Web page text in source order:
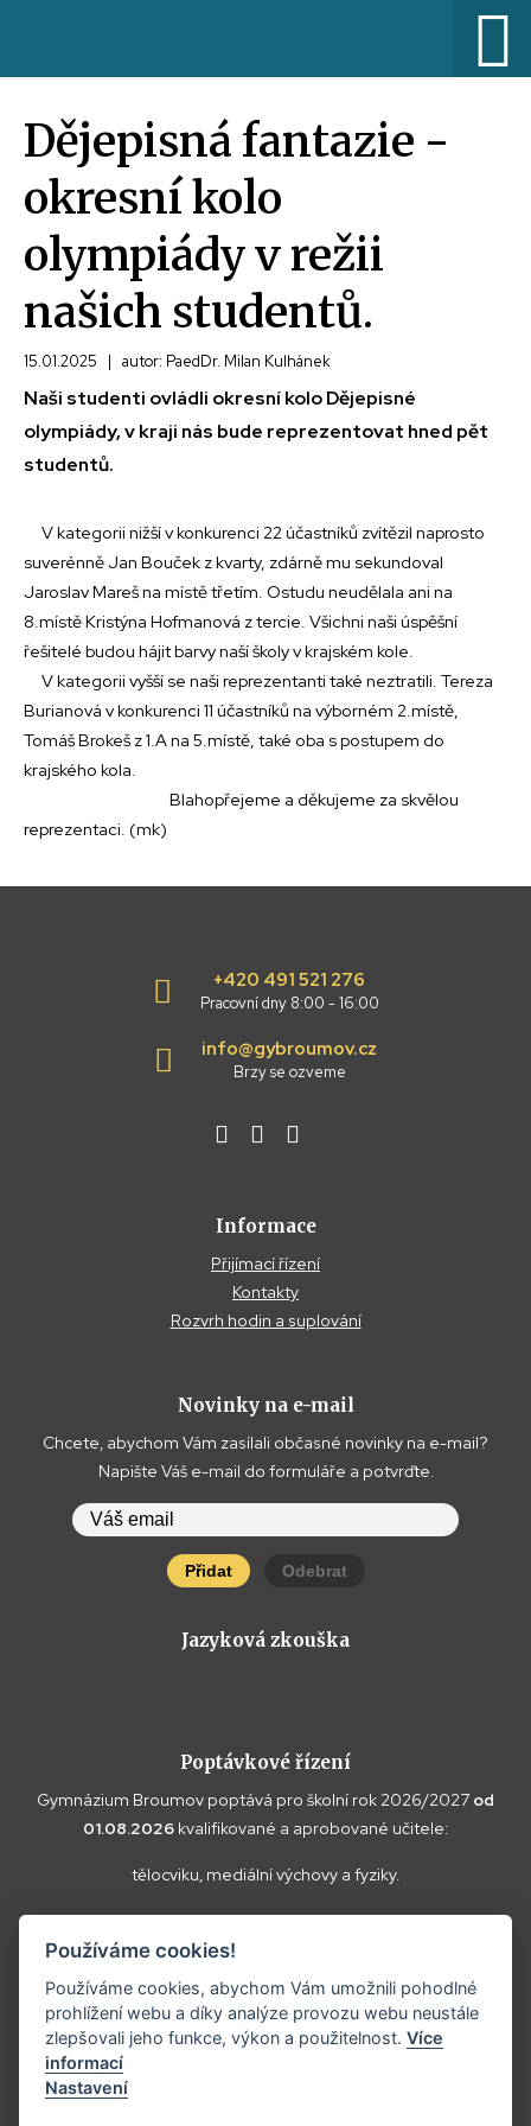
Dějepisná fantazie -
okresní kolo
olympiády v režii
našich studentů.
15.01.2025 | autor: PaedDr. Milan Kulhánek
Naši studenti ovládli okresní kolo Dějepisné
olympiády, v kraji nás bude reprezentovat hned pět
studentů.
V kategorii nižší v konkurenci 22 účastníků zvítězil naprosto
suverénně Jan Bouček z kvarty, zdárně mu sekundoval
Jaroslav Mareš na místě třetím. Ostudu neudělala ani na
8.místě Kristýna Hofmanová z tercie. Všichni naši úspěšní
řešitelé budou hájit barvy naší školy v krajském kole.
V kategorii vyšší se naši reprezentanti také neztratili. Tereza
Burianová v konkurenci 11 účastníků na výborném 2.místě,
Tomáš Brokeš z 1.A na 5.místě, také oba s postupem do
krajského kola.
Blahopřejeme a děkujeme za skvělou
reprezentaci. (mk)
+420 491 521 276
Pracovní dny 8:00 - 16:00
info@gybroumov.cz
Brzy se ozveme
Informace
Přijímací řízení
Kontakty
Rozvrh hodin a suplování
Novinky na e-mail
Chcete, abychom Vám zasílali občasné novinky na e-mail?
Napište Váš e-mail do formuláře a potvrďte.
Přidat Odebrat
Jazyková zkouška
Poptávkové řízení
Gymnázium Broumov poptává pro školní rok 2026/2027 od
01.08.2026 kvalifikované a aprobované učitele:
tělocviku, mediální výchovy a fyziky.
Vaše doplňující dotazy k poptávce a případné nabídky zasílejte
prosím nareditel@gybroumov.cz
Copyright ©2025
Používáme cookies!
Používáme cookies, abychom Vám umožnili pohodlné
prohlížení webu a díky analýze provozu webu neustále
zlepšovali jeho funkce, výkon a použitelnost.Více
informací
Nastavení